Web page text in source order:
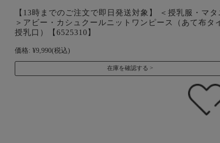
【13時までのご注文で即日発送対象】 ＜授乳服・マ
＞アビー・カシュクールニットワンピース（あて布タ
授乳口）【6525310】
価格: ¥9,990(税込)
在庫を確認する